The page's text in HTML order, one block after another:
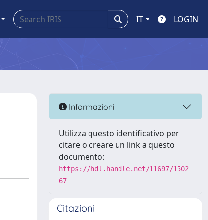
IT LOGIN
Informazioni
Utilizza questo identificativo per
citare o creare un link a questo
documento:
https://hdl.handle.net/11697/1502
67
Citazioni